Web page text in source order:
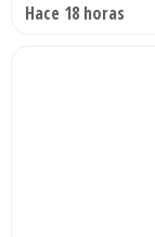
Hace 18 horas